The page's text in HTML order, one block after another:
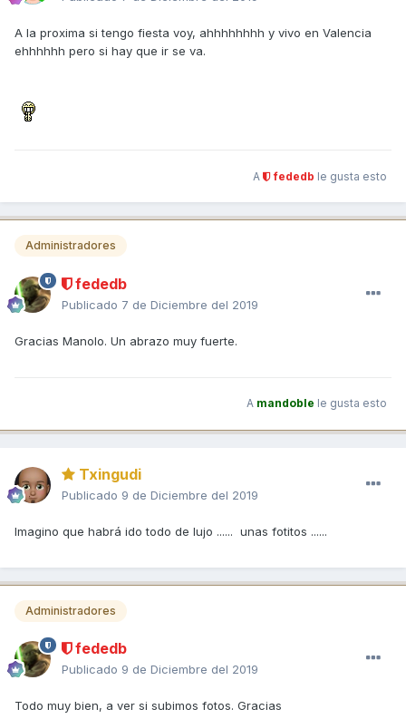
A la proxima si tengo fiesta voy, ahhhhhhhh y vivo en Valencia
ehhhhhh pero si hay que ir se va.
A fededb le gusta esto
Administradores
fededb
Publicado 7 de Diciembre del 2019
Gracias Manolo. Un abrazo muy fuerte.
A mandoble le gusta esto
Txingudi
Publicado 9 de Diciembre del 2019
Imagino que habrá ido todo de lujo ...... unas fotitos ......
Administradores
fededb
Publicado 9 de Diciembre del 2019
Todo muy bien, a ver si subimos fotos. Gracias